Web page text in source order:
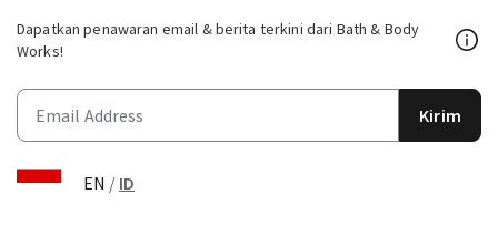
Dapatkan penawaran email & berita terkini dari Bath & Body
Works!
Kirim
EN / ID